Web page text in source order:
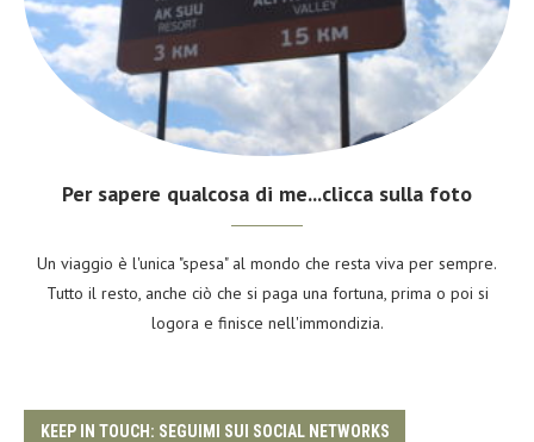
Per sapere qualcosa di me...clicca sulla foto
Un viaggio è l'unica "spesa" al mondo che resta viva per sempre.
Tutto il resto, anche ciò che si paga una fortuna, prima o poi si
logora e finisce nell'immondizia.
KEEP IN TOUCH: SEGUIMI SUI SOCIAL NETWORKS